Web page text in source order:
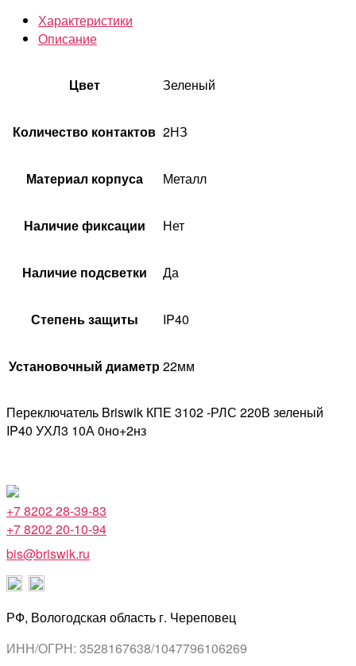
Характеристики
Описание
Цвет Зеленый
Количество контактов 2НЗ
Материал корпуса Металл
Наличие фиксации Нет
Наличие подсветки Да
Степень защиты IP40
Установочный диаметр22мм
Переключатель Briswik КПЕ 3102 -РЛС 220В зеленый
IP40 УХЛ3 10А 0но+2нз
+7 8202 28-39-83
+7 8202 20-10-94
bis@briswik.ru
РФ, Вологодская область г. Череповец
ИНН/ОГРН: 3528167638/1047796106269